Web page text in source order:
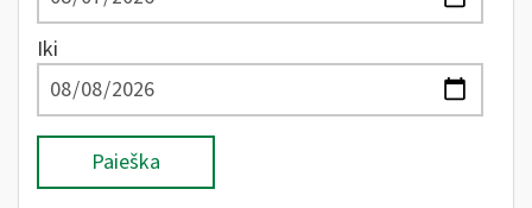
Iki
Paieška